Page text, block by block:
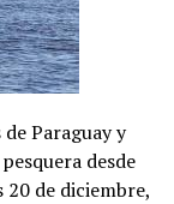
Paraguay y
desde
de diciembre,